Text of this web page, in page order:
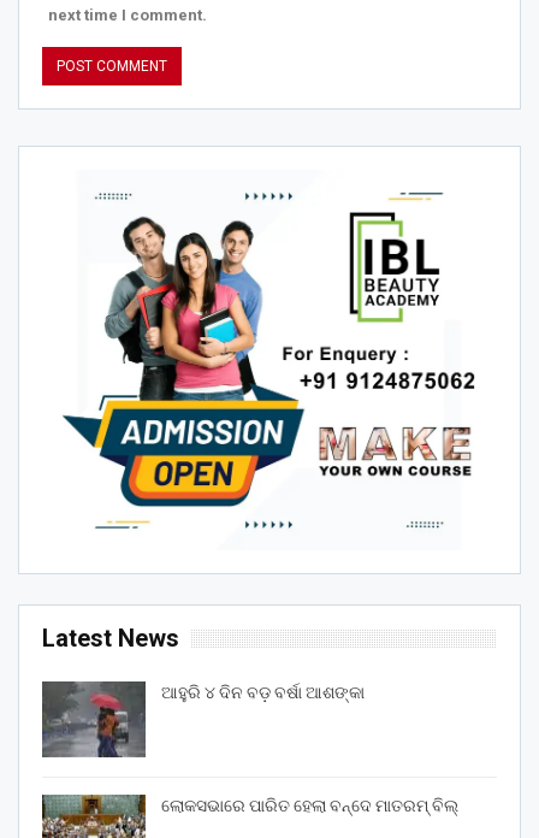
next time I comment.
Latest News
ଆହୁରି ୪ ଦିନ ବଡ଼ ବର୍ଷା ଆଶଙ୍କା
ଲୋକସଭାରେ ପାରିତ ହେଲା ବନ୍ଦେ ମାତରମ୍‌ ବିଲ୍‌